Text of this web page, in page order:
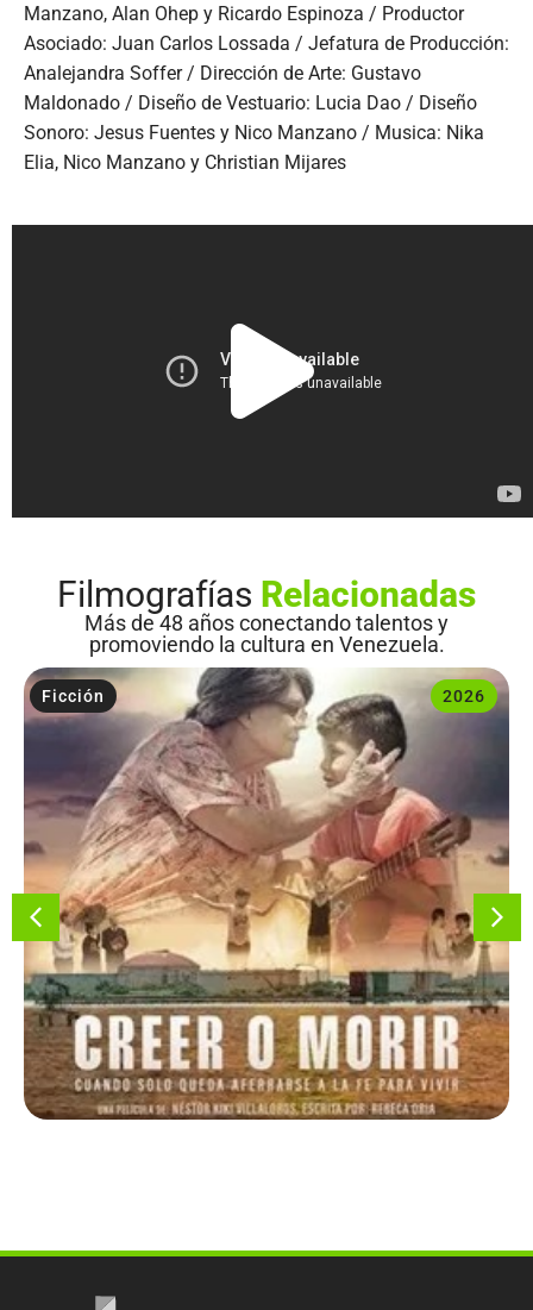
Manzano, Alan Ohep y Ricardo Espinoza / Productor
Asociado: Juan Carlos Lossada / Jefatura de Producción:
Analejandra Soffer / Dirección de Arte: Gustavo
Maldonado / Diseño de Vestuario: Lucia Dao / Diseño
Sonoro: Jesus Fuentes y Nico Manzano / Musica: Nika
Elia, Nico Manzano y Christian Mijares
Filmografías Relacionadas
Más de 48 años conectando talentos y
promoviendo la cultura en Venezuela.
2026
Ficción